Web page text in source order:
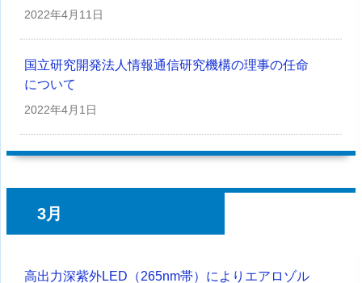
2022年4月11日
国立研究開発法人情報通信研究機構の理事の任命
について
2022年4月1日
3月
高出力深紫外LED（265nm帯）によりエアロゾル